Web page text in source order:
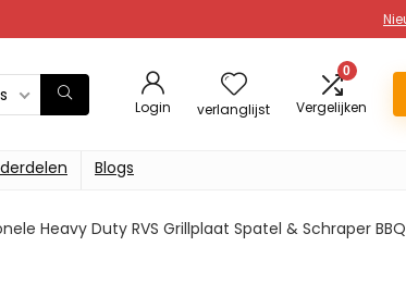
Login verlanglijst
0
Vergelijken
Blogs
Heavy Duty RVS Grillplaat Spatel & Schraper